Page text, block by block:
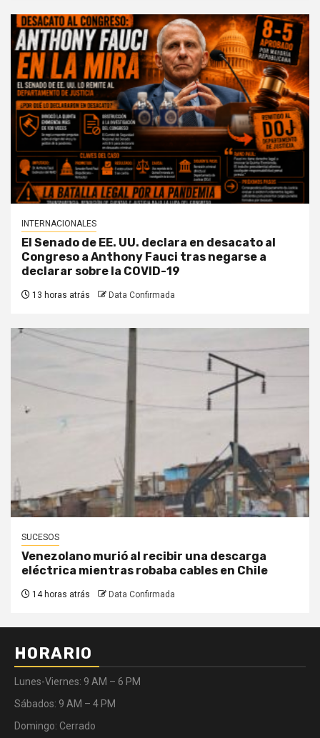
INTERNACIONALES
El Senado de EE. UU. declara en desacato al
Congreso a Anthony Fauci tras negarse a
declarar sobre la COVID-19
13 horas atrás Data Confirmada
SUCESOS
Venezolano murió al recibir una descarga
eléctrica mientras robaba cables en Chile
14 horas atrás Data Confirmada
HORARIO
Lunes-Viernes: 9 AM – 6 PM
Sábados: 9 AM – 4 PM
Domingo: Cerrado